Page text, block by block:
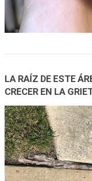
LA RAÍZ DE ESTE
CRECER EN LA